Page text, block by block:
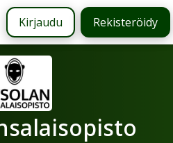
Kirjaudu Rekisteröidy